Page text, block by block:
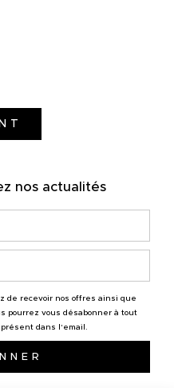
nos actualités
de recevoir nos offres ainsi que
pourrez vous désabonner à tout
dans l'email.